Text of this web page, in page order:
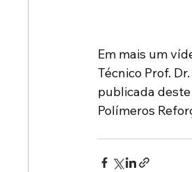
Em mais um
Técnico Prof.
publicada
Polímeros